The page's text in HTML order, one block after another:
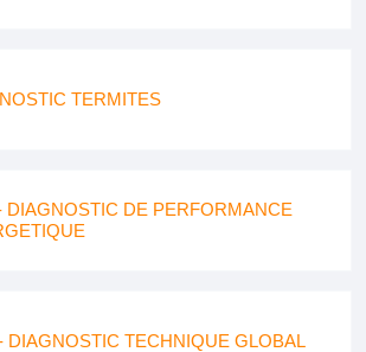
TERMITES
DIAGNOSTIC DE PERFORMANCE
DIAGNOSTIC TECHNIQUE GLOBAL